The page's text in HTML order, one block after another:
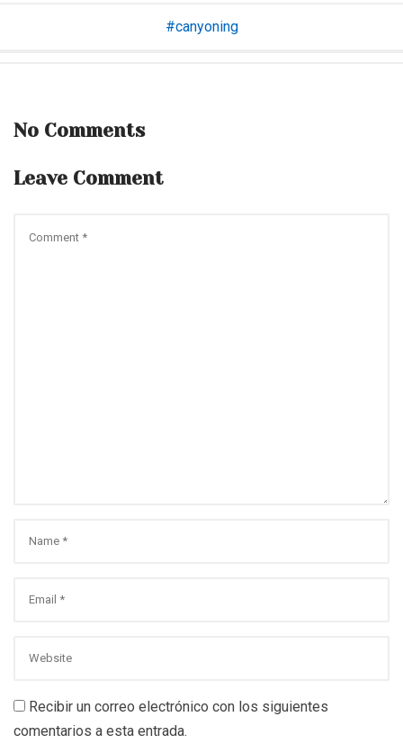
canyoning
No Comments
Leave Comment
Recibir un correo electrónico con los siguientes
comentarios a esta entrada.